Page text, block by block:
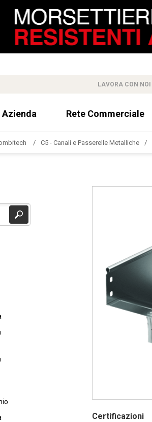
LAVORA CON NOI
Azienda Rete Commerciale
C5 - Canali e Passerelle Metalliche
Certificazioni